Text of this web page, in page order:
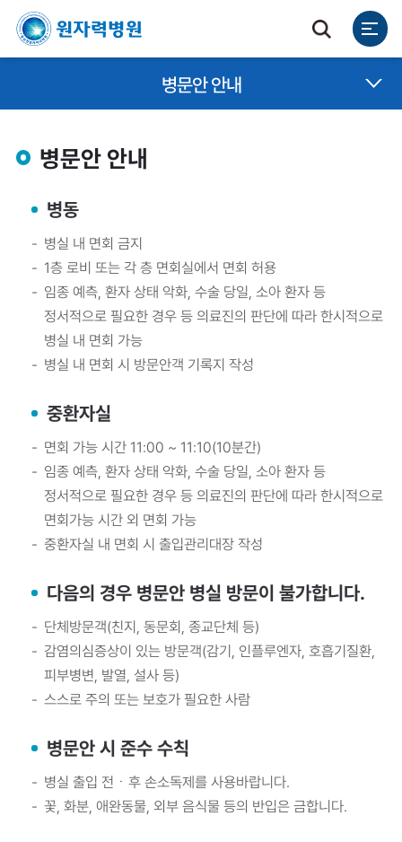
병문안 안내
병문안 안내
병동
병실 내 면회 금지
1층 로비 또는 각 층 면회실에서 면회 허용
임종 예측, 환자 상태 악화, 수술 당일, 소아 환자 등
정서적으로 필요한 경우 등 의료진의 판단에 따라 한시적으로
병실 내 면회 가능
병실 내 면회 시 방문안객 기록지 작성
중환자실
면회 가능 시간 11:00 ~ 11:10(10분간)
임종 예측, 환자 상태 악화, 수술 당일, 소아 환자 등
정서적으로 필요한 경우 등 의료진의 판단에 따라 한시적으로
면회가능 시간 외 면회 가능
중환자실 내 면회 시 출입관리대장 작성
다음의 경우 병문안 병실 방문이 불가합니다.
단체방문객(친지, 동문회, 종교단체 등)
감염의심증상이 있는 방문객(감기, 인플루엔자, 호흡기질환,
피부병변, 발열, 설사 등)
스스로 주의 또는 보호가 필요한 사람
병문안 시 준수 수칙
병실 출입 전ㆍ후 손소독제를 사용바랍니다.
꽃, 화분, 애완동물, 외부 음식물 등의 반입은 금합니다.